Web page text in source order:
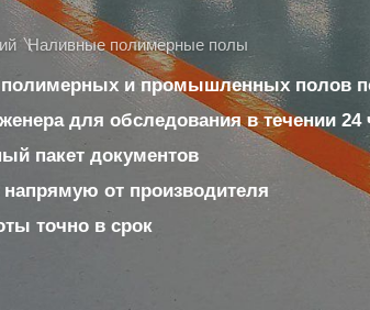
Наливные полимерные полы
и промышленных полов
для обследования в течении 24
пакет документов
от производителя
точно в срок